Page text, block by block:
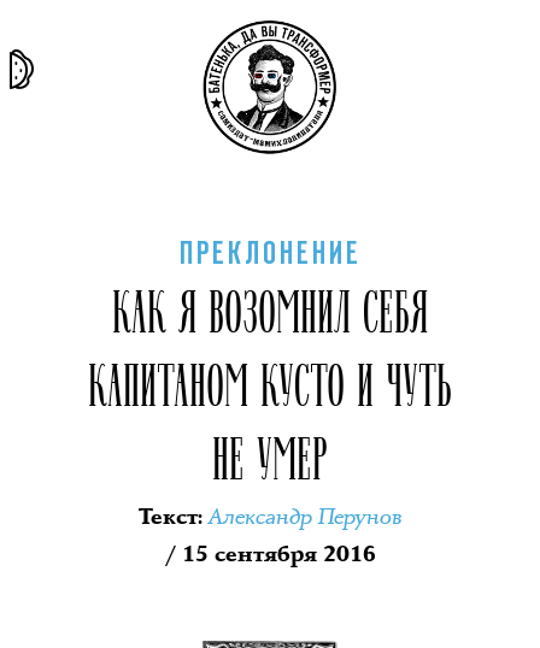
ПРЕКЛОНЕНИЕ
КАК Я ВОЗОМНИЛ СЕБЯ
КАПИТАНОМ КУСТО И ЧУТЬ
НЕ УМЕР
Текст:Александр Перунов
/ 15 сентября 2016